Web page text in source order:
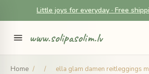
Little joys for everyday · Free
www.solipasolim.lv
Home / /
ella glam damen reitleggings